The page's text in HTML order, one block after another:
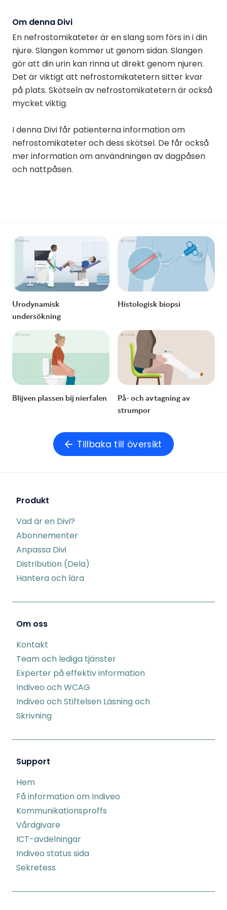
Om denna Divi
En nefrostomikateter är en slang som förs in i din
njure. Slangen kommer ut genom sidan. Slangen
gör att din urin kan rinna ut direkt genom njuren.
Det är viktigt att nefrostomikatetern sitter kvar
på plats. Skötseln av nefrostomikatetern är också
mycket viktig.
I denna Divi får patienterna information om
nefrostomikateter och dess skötsel. De får också
mer information om användningen av dagpåsen
och nattpåsen.
Urodynamisk
undersökning
Histologisk biopsi
Blijven plassen bij nierfalen
På- och avtagning av
strumpor
Tillbaka till översikt
Produkt
Vad är en Divi?
Abonnementer
Anpassa Divi
Distribution (Dela)
Hantera och lära
Om oss
Kontakt
Team och lediga tjänster
Experter på effektiv information
Indiveo och WCAG
Indiveo och Stiftelsen Läsning och
Skrivning
Support
Hem
Få information om Indiveo
Kommunikationsproffs
Vårdgivare
ICT-avdelningar
Indiveo status sida
Sekretess